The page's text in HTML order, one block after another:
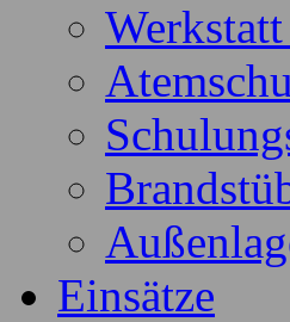
Einsätze